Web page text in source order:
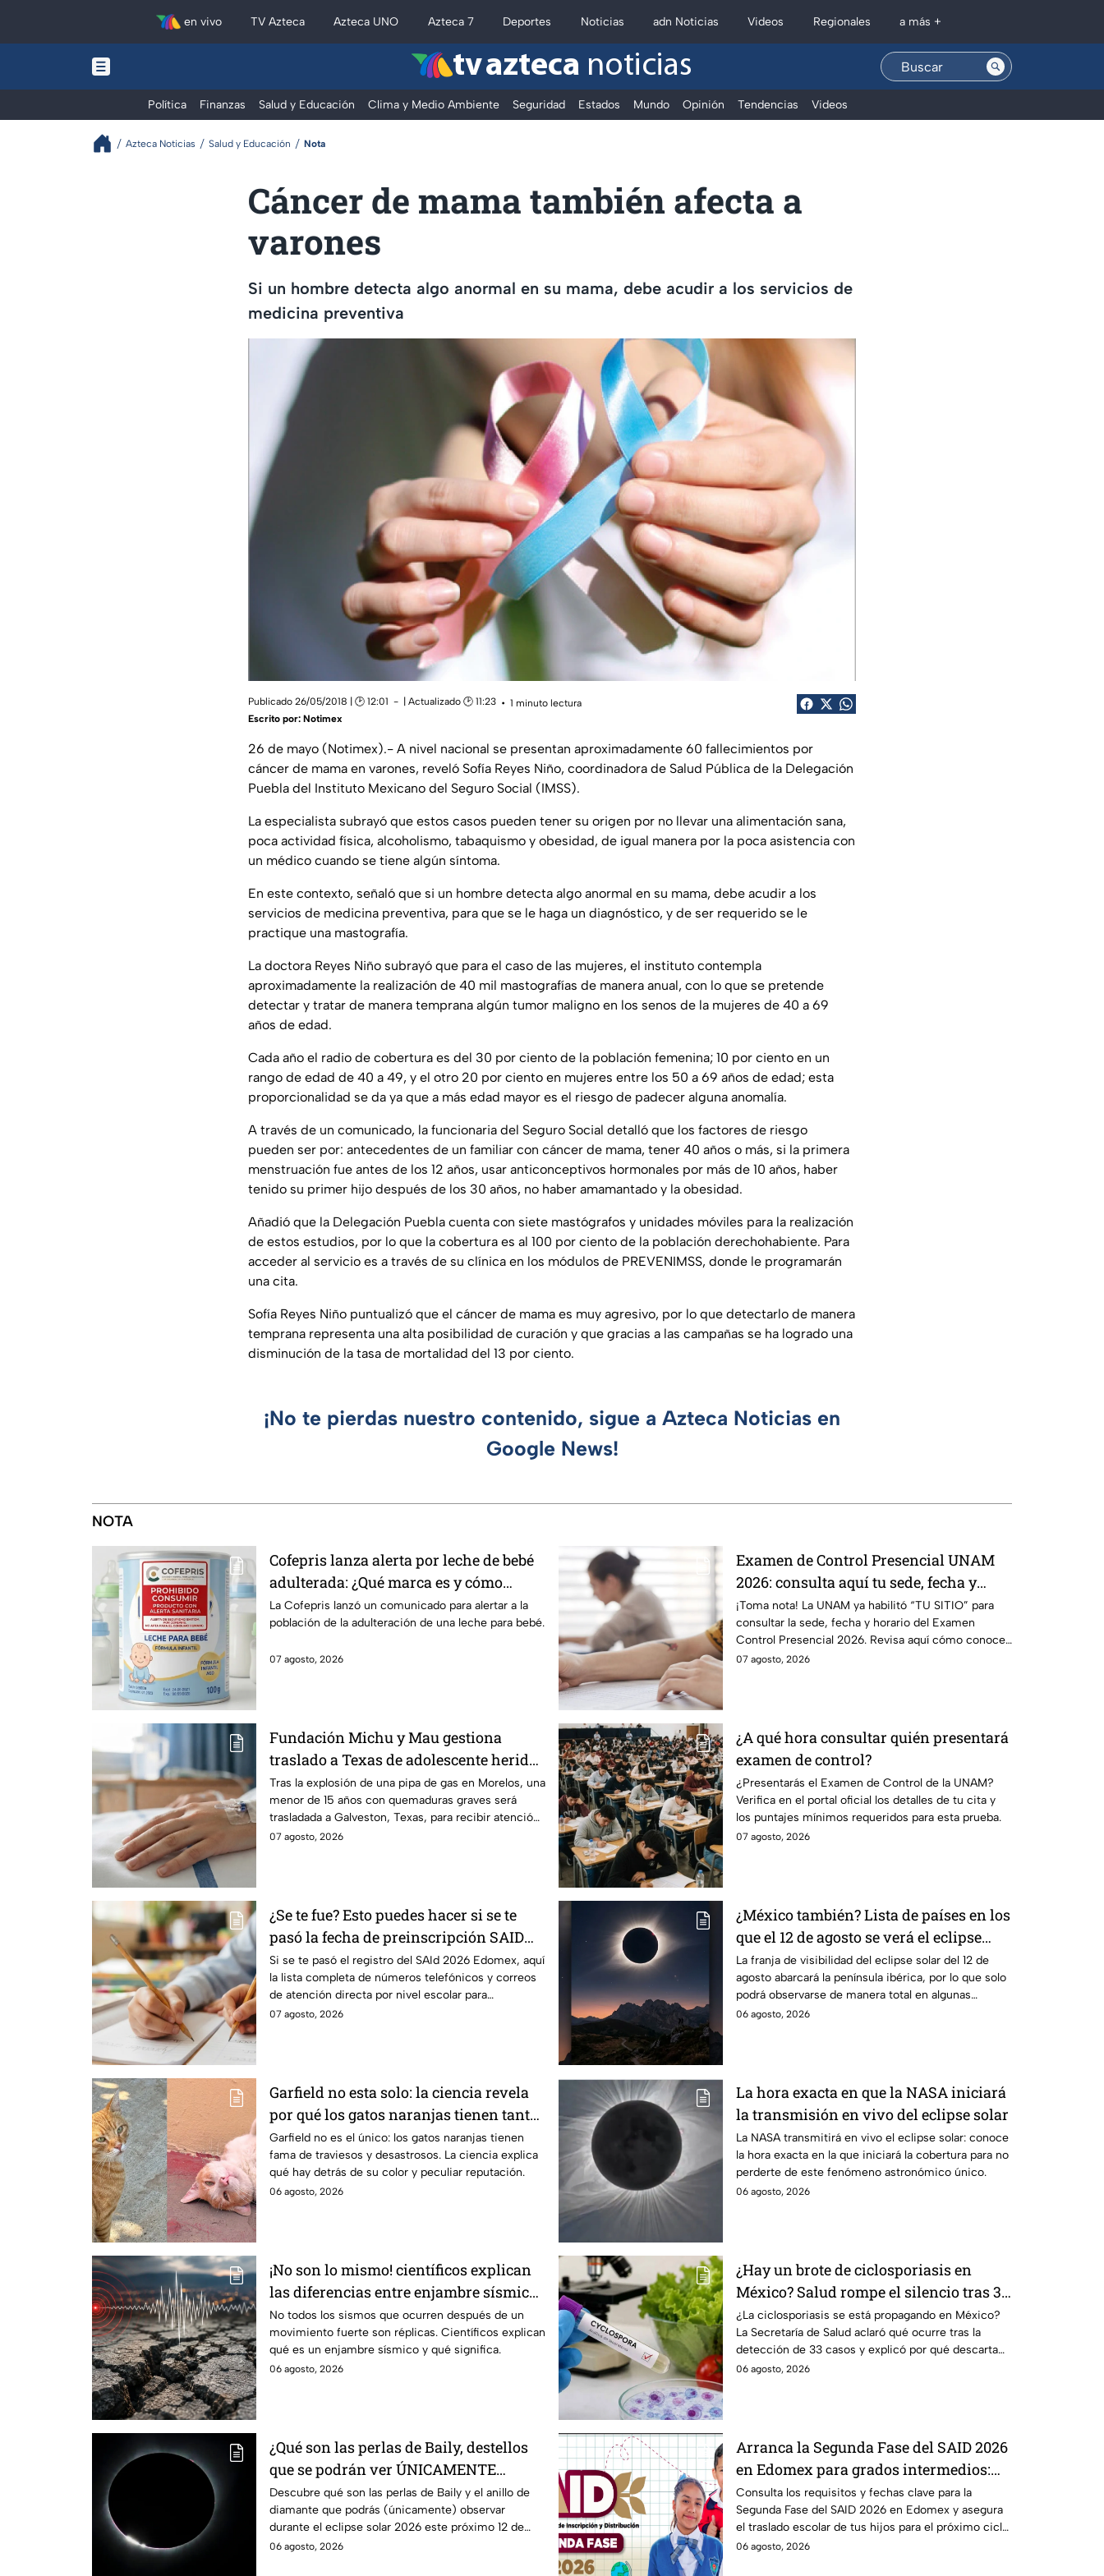
en vivo TV Azteca Azteca UNO Azteca 7 Deportes Noticias adn Noticias Videos Regionales a más +
tv azteca noticias
Política Finanzas Salud y Educación Clima y Medio Ambiente Seguridad Estados Mundo Opinión Tendencias Videos
Azteca Noticias Salud y Educación Nota
Cáncer de mama también afecta a
varones
Si un hombre detecta algo anormal en su mama, debe acudir a los servicios de
medicina preventiva
Publicado 26/05/2018 | 🕑 12:01 | Actualizado 🕑 11:23
1 minuto lectura
Escrito por: Notimex
26 de mayo (Notimex).- A nivel nacional se presentan aproximadamente 60 fallecimientos por
cáncer de mama en varones, reveló Sofía Reyes Niño, coordinadora de Salud Pública de la Delegación
Puebla del Instituto Mexicano del Seguro Social (IMSS).
La especialista subrayó que estos casos pueden tener su origen por no llevar una alimentación sana,
poca actividad física, alcoholismo, tabaquismo y obesidad, de igual manera por la poca asistencia con
un médico cuando se tiene algún síntoma.
En este contexto, señaló que si un hombre detecta algo anormal en su mama, debe acudir a los
servicios de medicina preventiva, para que se le haga un diagnóstico, y de ser requerido se le
practique una mastografía.
La doctora Reyes Niño subrayó que para el caso de las mujeres, el instituto contempla
aproximadamente la realización de 40 mil mastografías de manera anual, con lo que se pretende
detectar y tratar de manera temprana algún tumor maligno en los senos de la mujeres de 40 a 69
años de edad.
Cada año el radio de cobertura es del 30 por ciento de la población femenina; 10 por ciento en un
rango de edad de 40 a 49, y el otro 20 por ciento en mujeres entre los 50 a 69 años de edad; esta
proporcionalidad se da ya que a más edad mayor es el riesgo de padecer alguna anomalía.
A través de un comunicado, la funcionaria del Seguro Social detalló que los factores de riesgo
pueden ser por: antecedentes de un familiar con cáncer de mama, tener 40 años o más, si la primera
menstruación fue antes de los 12 años, usar anticonceptivos hormonales por más de 10 años, haber
tenido su primer hijo después de los 30 años, no haber amamantado y la obesidad.
Añadió que la Delegación Puebla cuenta con siete mastógrafos y unidades móviles para la realización
de estos estudios, por lo que la cobertura es al 100 por ciento de la población derechohabiente. Para
acceder al servicio es a través de su clínica en los módulos de PREVENIMSS, donde le programarán
una cita.
Sofía Reyes Niño puntualizó que el cáncer de mama es muy agresivo, por lo que detectarlo de manera
temprana representa una alta posibilidad de curación y que gracias a las campañas se ha logrado una
disminución de la tasa de mortalidad del 13 por ciento.
¡No te pierdas nuestro contenido, sigue a Azteca Noticias en
Google News!
NOTA
Cofepris lanza alerta por leche de bebé
adulterada: ¿Qué marca es y cómo
identificarla?
La Cofepris lanzó un comunicado para alertar a la
población de la adulteración de una leche para bebé.
07 agosto, 2026
Examen de Control Presencial UNAM
2026: consulta aquí tu sede, fecha y
horario
¡Toma nota! La UNAM ya habilitó “TU SITIO” para
consultar la sede, fecha y horario del Examen
Control Presencial 2026. Revisa aquí cómo conocer
tu cita.
07 agosto, 2026
Fundación Michu y Mau gestiona
traslado a Texas de adolescente herida
en explosión de una pipa de gas en
Morelos
Tras la explosión de una pipa de gas en Morelos, una
menor de 15 años con quemaduras graves será
trasladada a Galveston, Texas, para recibir atención
urgente.
07 agosto, 2026
¿A qué hora consultar quién presentará
examen de control?
¿Presentarás el Examen de Control de la UNAM?
Verifica en el portal oficial los detalles de tu cita y
los puntajes mínimos requeridos para esta prueba.
07 agosto, 2026
¿Se te fue? Esto puedes hacer si se te
pasó la fecha de preinscripción SAID
Edomex 2026
Si se te pasó el registro del SAId 2026 Edomex, aquí
la lista completa de números telefónicos y correos
de atención directa por nivel escolar para
solucionarlo.
07 agosto, 2026
¿México también? Lista de países en los
que el 12 de agosto se verá el eclipse
solar total y en los que será parcial
La franja de visibilidad del eclipse solar del 12 de
agosto abarcará la península ibérica, por lo que solo
podrá observarse de manera total en algunas
ciudades.
06 agosto, 2026
Garfield no esta solo: la ciencia revela
por qué los gatos naranjas tienen tanta
fama de hacer "desastres"
Garfield no es el único: los gatos naranjas tienen
fama de traviesos y desastrosos. La ciencia explica
qué hay detrás de su color y peculiar reputación.
06 agosto, 2026
La hora exacta en que la NASA iniciará
la transmisión en vivo del eclipse solar
La NASA transmitirá en vivo el eclipse solar: conoce
la hora exacta en la que iniciará la cobertura para no
perderte de este fenómeno astronómico único.
06 agosto, 2026
¡No son lo mismo! científicos explican
las diferencias entre enjambre sísmico
y réplicas
No todos los sismos que ocurren después de un
movimiento fuerte son réplicas. Científicos explican
qué es un enjambre sísmico y qué significa.
06 agosto, 2026
¿Hay un brote de ciclosporiasis en
México? Salud rompe el silencio tras 33
casos detectados
¿La ciclosporiasis se está propagando en México?
La Secretaría de Salud aclaró qué ocurre tras la
detección de 33 casos y explicó por qué descarta
un brote.
06 agosto, 2026
¿Qué son las perlas de Baily, destellos
que se podrán ver ÚNICAMENTE
durante el eclipse solar 2026 del 12 de
agosto?
Descubre qué son las perlas de Baily y el anillo de
diamante que podrás (únicamente) observar
durante el eclipse solar 2026 este próximo 12 de
agosto.
06 agosto, 2026
Arranca la Segunda Fase del SAID 2026
en Edomex para grados intermedios:
Fechas clave y requisitos para cambios
de escuela
Consulta los requisitos y fechas clave para la
Segunda Fase del SAID 2026 en Edomex y asegura
el traslado escolar de tus hijos para el próximo ciclo
escolar.
06 agosto, 2026